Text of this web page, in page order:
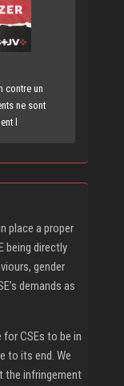
contre un
ne sont
l
place a proper
being directly
gender
demands as
CSEs to be in
to its end. We
the infringement